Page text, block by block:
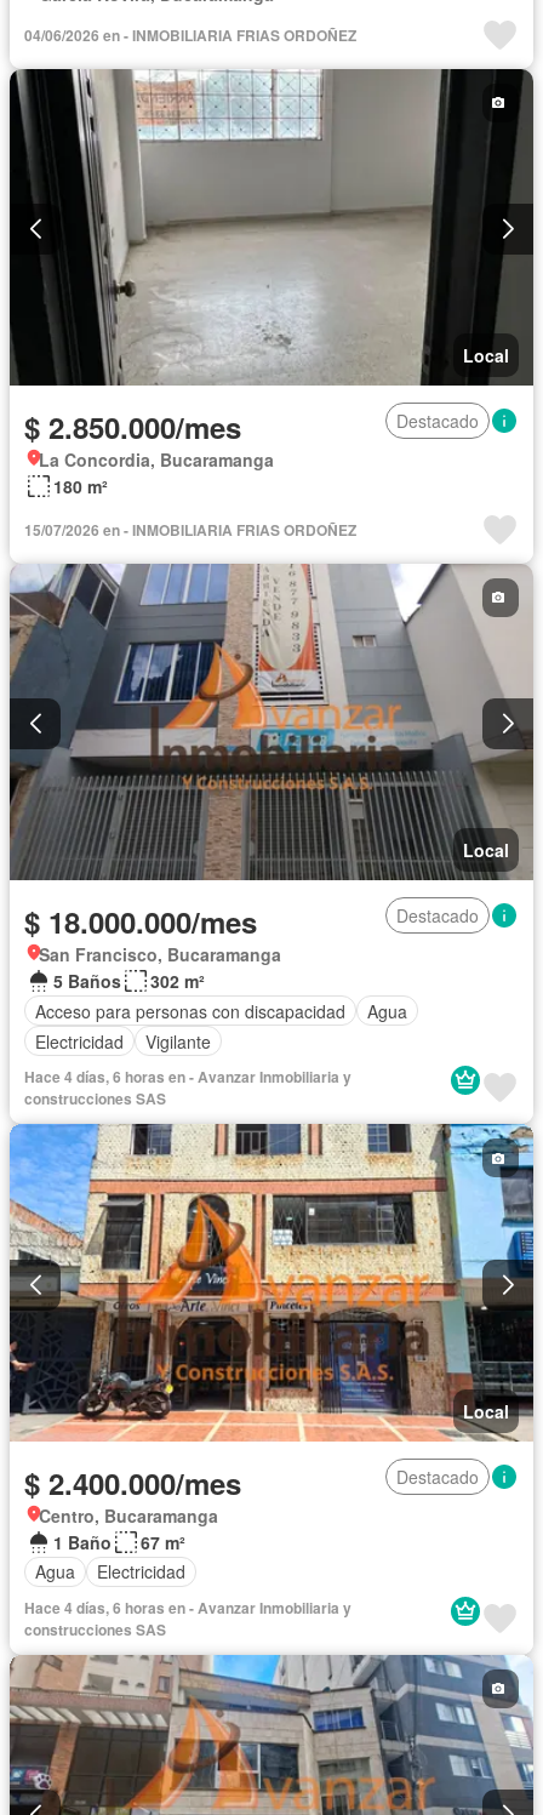
04/06/2026 en - INMOBILIARIA FRIAS ORDOÑEZ
Local
$ 2.850.000/mes
Destacado
La Concordia, Bucaramanga
180 m²
15/07/2026 en - INMOBILIARIA FRIAS ORDOÑEZ
Local
$ 18.000.000/mes
Destacado
San Francisco, Bucaramanga
5 Baños
302 m²
Acceso para personas con discapacidad
Agua
Electricidad
Vigilante
Hace 4 días, 6 horas en - Avanzar Inmobiliaria y
construcciones SAS
Local
$ 2.400.000/mes
Destacado
Centro, Bucaramanga
1 Baño
67 m²
Agua
Electricidad
Hace 4 días, 6 horas en - Avanzar Inmobiliaria y
construcciones SAS